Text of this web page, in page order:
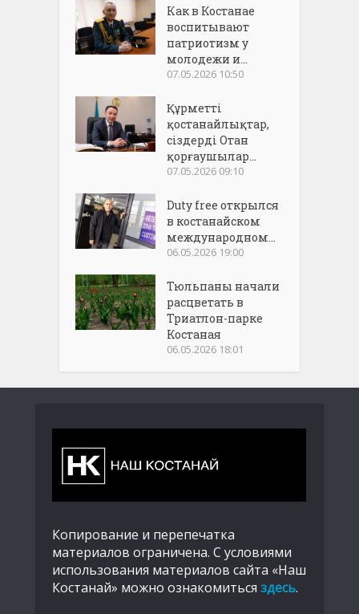
Как в Костанае
воспитывают
патриотизм у
молодежи и...
07.05.2026 10:50
Құрметті
қостанайлықтар,
сіздерді Отан
қорғаушылар...
07.05.2026 09:10
Duty free открылся
в костанайском
международном...
06.05.2026 19:00
Тюльпаны начали
расцветать в
Триатлон-парке
Костаная
06.05.2026 18:01
Копирование и перепечатка
материалов ограничена. С условиями
использования материалов сайта «Наш
Костанай» можно ознакомиться здесь.